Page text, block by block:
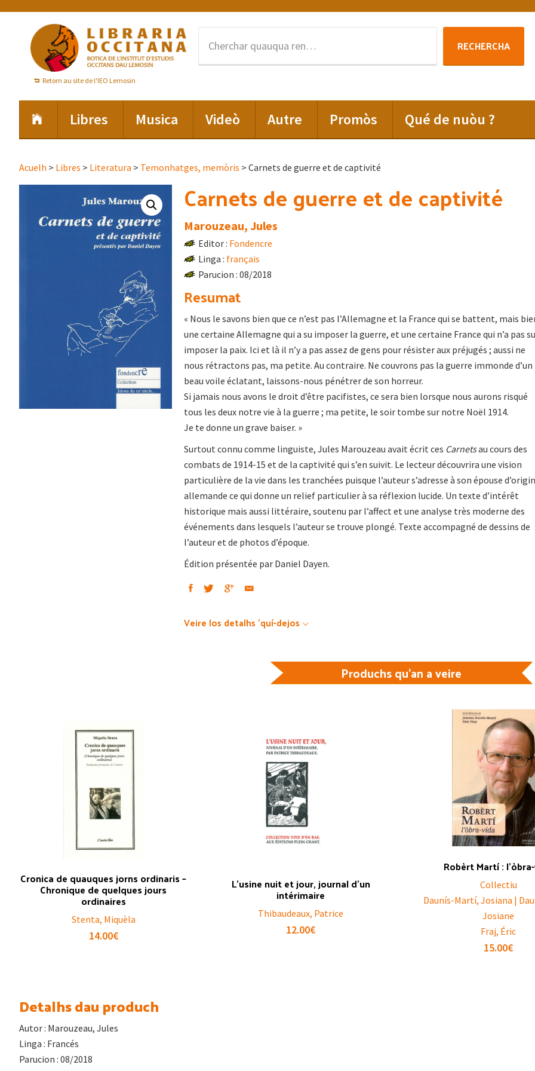
primary
navigation
content
Retorn au site de l'IEO Lemosin
:
RECHERCHA
Libres Musica Videò Autre Promòs Qué de nuòu ?
Acuelh > Libres > Literatura > Temonhatges, memòris > Carnets de guerre et de captivité
Carnets de guerre et de captivité
Marouzeau, Jules
Editor : Fondencre
Linga : français
Parucion : 08/2018
Resumat
« Nous le savons bien que ce n’est pas l’Allemagne et la France qui se battent, mais
une certaine Allemagne qui a su imposer la guerre, et une certaine France qui n’a pas su
imposer la paix. Ici et là il n’y a pas assez de gens pour résister aux préjugés ; aussi ne
nous rétractons pas, ma petite. Au contraire. Ne couvrons pas la guerre immonde d’un
beau voile éclatant, laissons-nous pénétrer de son horreur.
Si jamais nous avons le droit d’être pacifistes, ce sera bien lorsque nous aurons risqué
tous les deux notre vie à la guerre ; ma petite, le soir tombe sur notre Noël 1914.
Je te donne un grave baiser. »
Surtout connu comme linguiste, Jules Marouzeau avait écrit ces Carnetsau cours des
combats de 1914-15 et de la captivité qui s’en suivit. Le lecteur découvrira une vision
particulière de la vie dans les tranchées puisque l’auteur s’adresse à son épouse
allemande ce qui donne un relief particulier à sa réflexion lucide. Un texte d’intérêt
historique mais aussi littéraire, soutenu par l’affect et une analyse très moderne des
événements dans lesquels l’auteur se trouve plongé. Texte accompagné de dessins de
l’auteur et de photos d’époque.
Édition présentée par Daniel Dayen.
Veire los detalhs 'quí-dejos
Produchs qu'an a veire
Cronica de quauques jorns ordinaris –
Chronique de quelques jours
ordinaires
Stenta, Miquèla
14.00€
L’usine nuit et jour, journal d’un
intérimaire
Thibaudeaux, Patrice
12.00€
Robèrt Martí :
Collectiu
Daunís-Martí, Josiana |
Josiane
Fraj, Éric
15.00€
Detalhs dau produch
Autor : Marouzeau, Jules
Linga : Francés
Parucion : 08/2018